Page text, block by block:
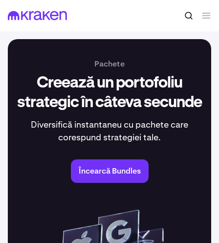
Pachete
Creează un portofoliu
strategic în câteva secunde
Diversifică instantaneu cu pachete care
corespund strategiei tale.
Încearcă Bundles